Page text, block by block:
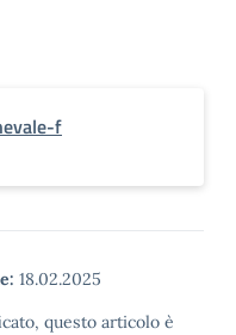
f
18.02.2025
questo articolo è